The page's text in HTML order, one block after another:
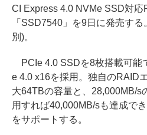
CI Express 4.0 NVMe SSD対応
「SSD7540」を9日に発売す
別)。
PCIe 4.0 SSDを8枚搭載可能
e 4.0 x16を採用。独自のRAID
大64TBの容量と、28,000MB/s
用すれば40,000MB/sも達成で
をサポートする。